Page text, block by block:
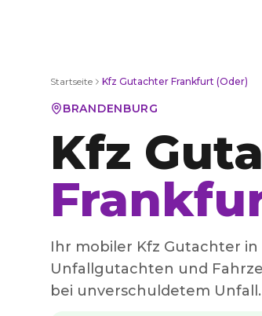
Startseite Kfz Gutachter Frankfurt (Oder)
BRANDENBURG
Kfz
Ihr mobiler Kfz Gutachter
Unfallgutachten und
bei unverschuldetem Unfall.